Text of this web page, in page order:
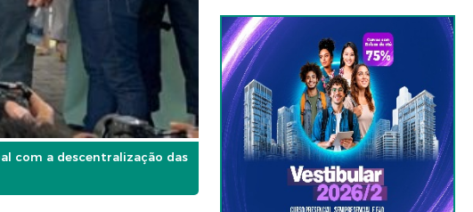
com a descentralização das